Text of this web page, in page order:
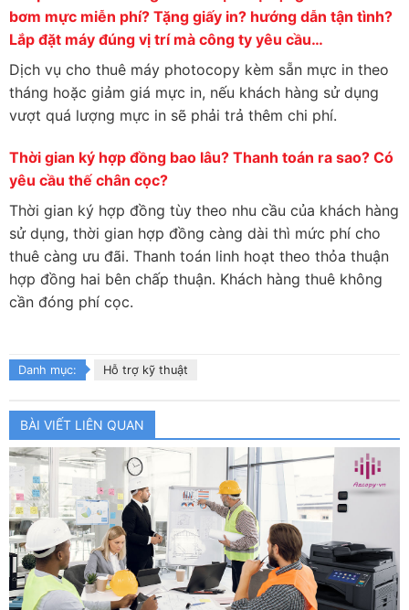
bơm mực miễn phí? Tặng giấy in? hướng dẫn tận tình?
Lắp đặt máy đúng vị trí mà công ty yêu cầu…
Dịch vụ cho thuê máy photocopy kèm sẵn mực in theo
tháng hoặc giảm giá mực in, nếu khách hàng sử dụng
vượt quá lượng mực in sẽ phải trả thêm chi phí.
Thời gian ký hợp đồng bao lâu? Thanh toán ra sao? Có
yêu cầu thế chân cọc?
Thời gian ký hợp đồng tùy theo nhu cầu của khách hàng
sử dụng, thời gian hợp đồng càng dài thì mức phí cho
thuê càng ưu đãi. Thanh toán linh hoạt theo thỏa thuận
hợp đồng hai bên chấp thuận. Khách hàng thuê không
cần đóng phí cọc.
Danh mục: Hỗ trợ kỹ thuật
BÀI VIẾT LIÊN QUAN